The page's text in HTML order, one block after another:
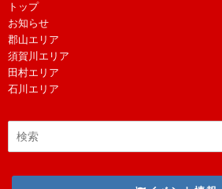
トップ
お知らせ
郡山エリア
須賀川エリア
田村エリア
石川エリア